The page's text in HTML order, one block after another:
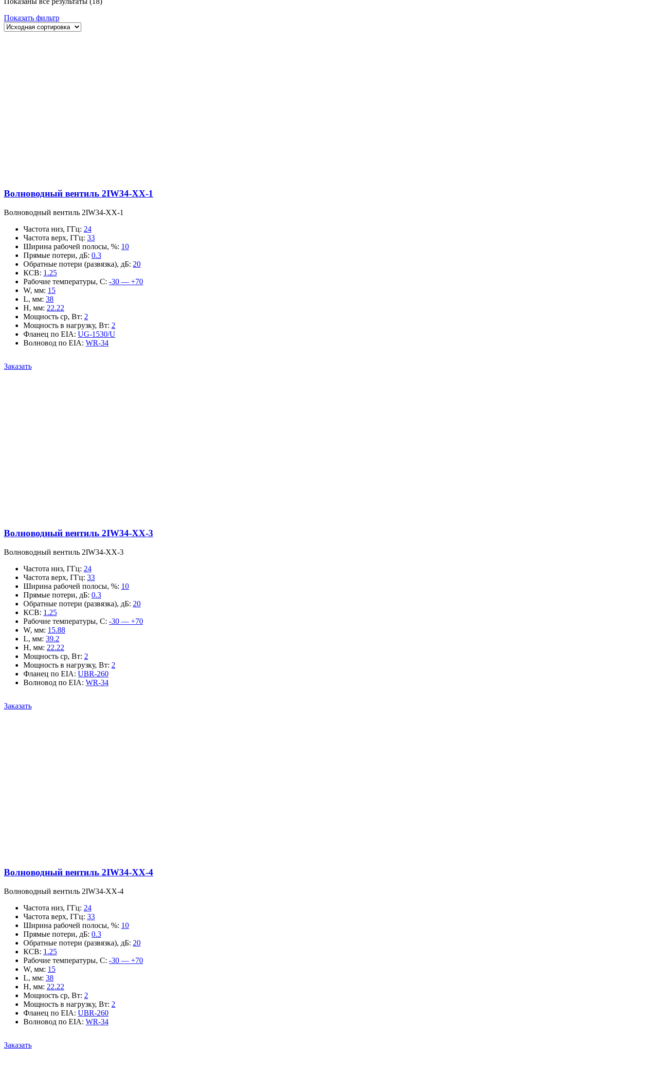
Показать фильтр
Волноводный вентиль 2IW34-XX-1
Волноводный вентиль 2IW34-XX-1
Частота низ, ГГц: 24
Частота верх, ГГц: 33
Ширина рабочей полосы, %: 10
Прямые потери, дБ: 0.3
Обратные потери (развязка), дБ: 20
КСВ: 1.25
Рабочие температуры, С: -30 — +70
W, мм: 15
L, мм: 38
H, мм: 22.22
Мощность ср, Вт: 2
Мощность в нагрузку, Вт: 2
Фланец по EIA: UG-1530/U
Волновод по EIA: WR-34
Заказать
Волноводный вентиль 2IW34-XX-3
Волноводный вентиль 2IW34-XX-3
Частота низ, ГГц: 24
Частота верх, ГГц: 33
Ширина рабочей полосы, %: 10
Прямые потери, дБ: 0.3
Обратные потери (развязка), дБ: 20
КСВ: 1.25
Рабочие температуры, С: -30 — +70
W, мм: 15.88
L, мм: 39.2
H, мм: 22.22
Мощность ср, Вт: 2
Мощность в нагрузку, Вт: 2
Фланец по EIA: UBR-260
Волновод по EIA: WR-34
Заказать
Волноводный вентиль 2IW34-XX-4
Волноводный вентиль 2IW34-XX-4
Частота низ, ГГц: 24
Частота верх, ГГц: 33
Ширина рабочей полосы, %: 10
Прямые потери, дБ: 0.3
Обратные потери (развязка), дБ: 20
КСВ: 1.25
Рабочие температуры, С: -30 — +70
W, мм: 15
L, мм: 38
H, мм: 22.22
Мощность ср, Вт: 2
Мощность в нагрузку, Вт: 2
Фланец по EIA: UBR-260
Волновод по EIA: WR-34
Заказать